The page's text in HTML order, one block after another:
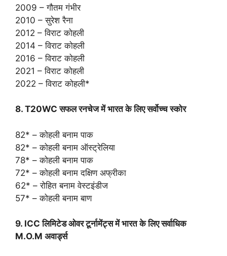
2009 – गौतम गंभीर
2010 – सुरेश रैना
2012 – विराट कोहली
2014 – विराट कोहली
2016 – विराट कोहली
2021 – विराट कोहली
2022 – विराट कोहली*
8. T20WC सफल रनचेज में भारत के लिए सर्वोच्च स्कोर
82* – कोहली बनाम पाक
82* – कोहली बनाम ऑस्ट्रेलिया
78* – कोहली बनाम पाक
72* – कोहली बनाम दक्षिण अफ्रीका
62* – रोहित बनाम वेस्टइंडीज
57* – कोहली बनाम बाण
9. ICC लिमिटेड ओवर टूर्नामेंट्स में भारत के लिए सर्वाधिक
M.O.M अवार्ड्स